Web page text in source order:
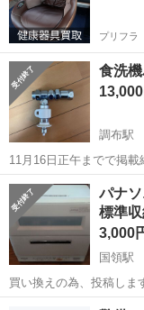
プリフラ
食洗
13,000
調布駅
11月16日正午までで掲載
せください。 使用後清掃をしています。大変便利なものです。 分岐水
栓、排水ホース、給水
ます。
東京 調布市 調布
パナ
標準
3,000
国領駅
買い換えの為、投稿しま
置きやすかったです。 ・簡易清掃済み 回り
調布市 国領